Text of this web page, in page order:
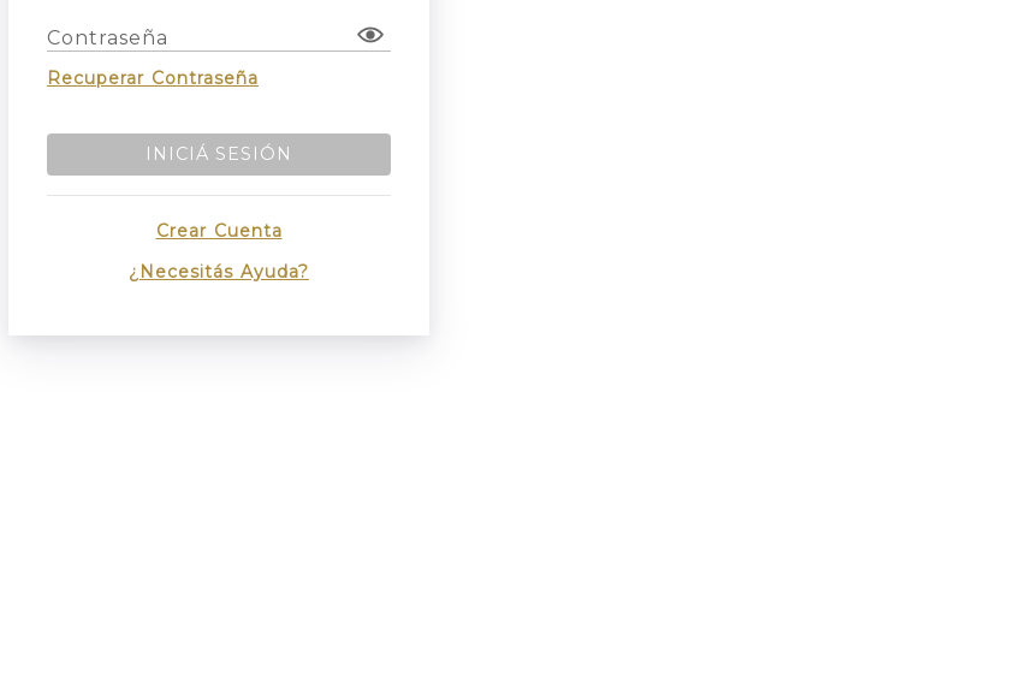
Contraseña
Recuperar Contraseña
INICIÁ SESIÓN
Crear Cuenta
¿Necesitás Ayuda?